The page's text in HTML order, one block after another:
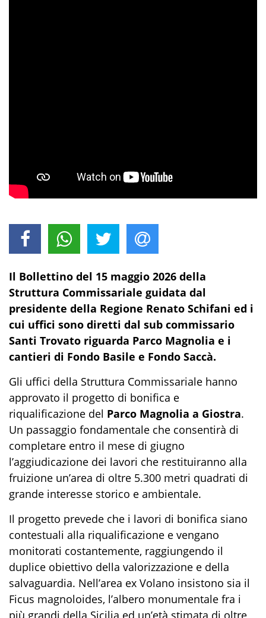
Il Bollettino del 15 maggio 2026 della
Struttura Commissariale guidata dal
presidente della Regione Renato Schifani ed i
cui uffici sono diretti dal sub commissario
Santi Trovato riguarda Parco Magnolia e i
cantieri di Fondo Basile e Fondo Saccà.
Gli uffici della Struttura Commissariale hanno
approvato il progetto di bonifica e
riqualificazione del Parco Magnolia a Giostra.
Un passaggio fondamentale che consentirà di
completare entro il mese di giugno
l’aggiudicazione dei lavori che restituiranno alla
fruizione un’area di oltre 5.300 metri quadrati di
grande interesse storico e ambientale.
Il progetto prevede che i lavori di bonifica siano
contestuali alla riqualificazione e vengano
monitorati costantemente, raggiungendo il
duplice obiettivo della valorizzazione e della
salvaguardia. Nell’area ex Volano insistono sia il
Ficus magnoloides, l’albero monumentale fra i
più grandi della Sicilia ed un’età stimata di oltre